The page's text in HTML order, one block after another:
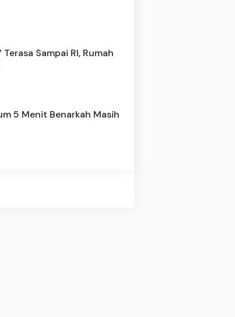
Sampai RI, Rumah
5 Menit Benarkah Masih